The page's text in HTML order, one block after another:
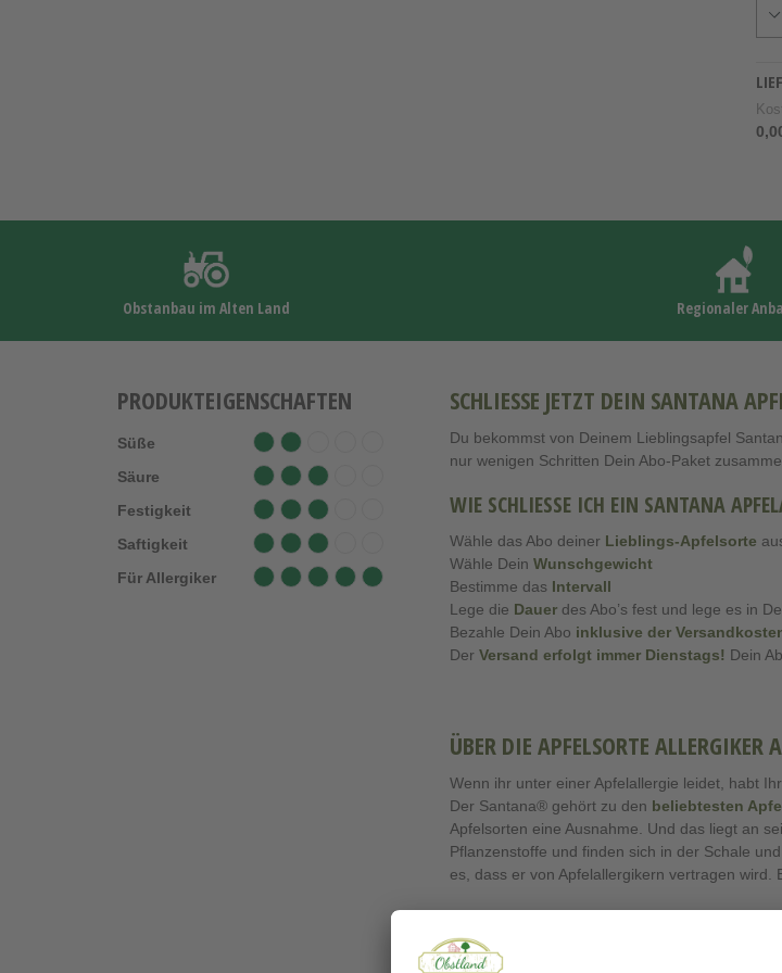
Obstanbau im Alten Land Regionaler
PRODUKTEIGENSCHAFTEN
Süße
Säure
Festigkeit
Saftigkeit
Für Allergiker
SCHLIESSE JETZT DEIN SANTANA
Du bekommst von Deinem Lieblingsapfel
nur wenigen Schritten Dein Abo-Paket
WIE SCHLIESSE ICH EIN SANTANA
Wähle das Abo deiner Lieblings-Apfelsorte
Wähle Dein Wunschgewicht
Bestimme das Intervall
Lege die Dauer des Abo’s fest und lege es in
Bezahle Dein Abo inklusive der
Der Versand erfolgt immer Dienstags! Dein
ÜBER DIE APFELSORTE ALLERGIKER
Wenn ihr unter einer Apfelallergie leidet, habt
Der Santana® gehört zu den beliebtesten
Apfelsorten eine Ausnahme. Und das liegt an
Pflanzenstoffe und finden sich in der Schale
es, dass er von Apfelallergikern vertragen
Genießbar wird der Santana Apfel, da das
verliert.